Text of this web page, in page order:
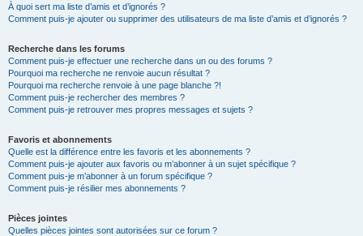
À quoi sert ma liste d’amis et d’ignorés ?
Comment puis-je ajouter ou supprimer des utilisateurs de ma liste d’amis et d’ignorés ?
Recherche dans les forums
Comment puis-je effectuer une recherche dans un ou des forums ?
Pourquoi ma recherche ne renvoie aucun résultat ?
Pourquoi ma recherche renvoie à une page blanche ?!
Comment puis-je rechercher des membres ?
Comment puis-je retrouver mes propres messages et sujets ?
Favoris et abonnements
Quelle est la différence entre les favoris et les abonnements ?
Comment puis-je ajouter aux favoris ou m’abonner à un sujet spécifique ?
Comment puis-je m’abonner à un forum spécifique ?
Comment puis-je résilier mes abonnements ?
Pièces jointes
Quelles pièces jointes sont autorisées sur ce forum ?